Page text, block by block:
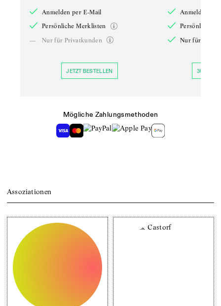
Anmelden per E-Mail
Persönliche Merklisten
—
Nur für Privatkunden
JETZT BESTELLEN
Anmelden
Persönliche
Nur für
30 TAGE
Mögliche Zahlungsmethoden
Assoziationen